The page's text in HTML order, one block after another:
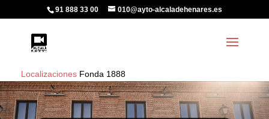
91 888 33 00 010@ayto-alcaladehenares.es
Localizaciones Fonda 1888